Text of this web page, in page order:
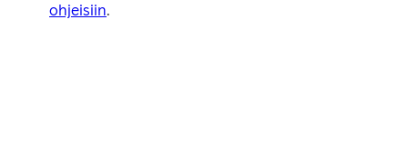
ohjeisiin.